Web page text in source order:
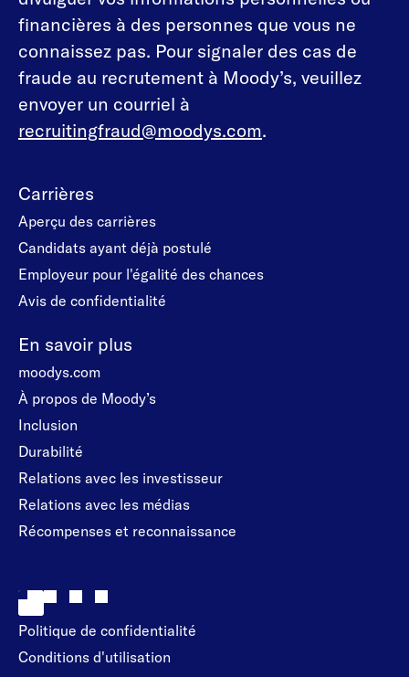
financières à des personnes que vous ne
connaissez pas. Pour signaler des cas de
fraude au recrutement à Moody’s, veuillez
envoyer un courriel à
recruitingfraud@moodys.com.
Carrières
Aperçu des carrières
Candidats ayant déjà postulé
Employeur pour l'égalité des chances
Avis de confidentialité
En savoir plus
moodys.com
À propos de Moody’s
Inclusion
Durabilité
Relations avec les investisseur
Relations avec les médias
Récompenses et reconnaissance
Politique de confidentialité
Conditions d'utilisation